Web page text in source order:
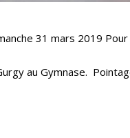
31 mars 2019
au Gymnase.